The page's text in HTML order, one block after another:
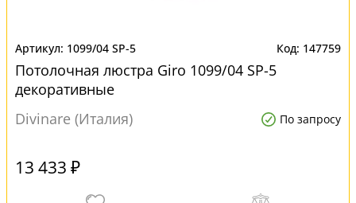
1099/04 SP-5 147759
Потолочная люстра Giro 1099/04 SP-5
декоративные
Divinare (Италия)
По запросу
13 433 ₽